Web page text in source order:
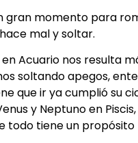
gran momento para
mal y soltar.
en Acuario nos resulta
soltando apegos,
que ir ya cumplió su
y Neptuno en
todo tiene un propósito